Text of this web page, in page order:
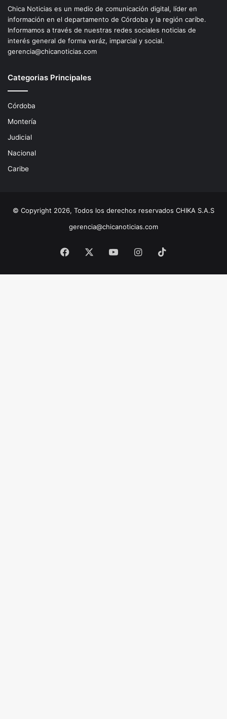
Chica Noticias es un medio de comunicación digital, líder en
información en el departamento de Córdoba y la región caríbe.
Informamos a través de nuestras redes sociales noticias de
interés general de forma veráz, imparcial y social.
gerencia@chicanoticias.com
Categorias Principales
Córdoba
Montería
Judicial
Nacional
Caribe
© Copyright 2026, Todos los derechos reservados CHIKA S.A.S
gerencia@chicanoticias.com
Facebook YouTubeInstagram